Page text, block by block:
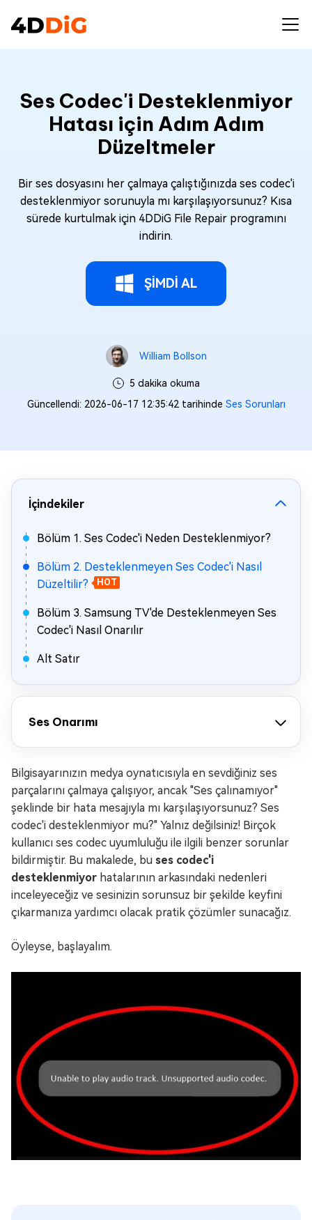
Ses Codec'i Desteklenmiyor
Hatası için Adım Adım
Düzeltmeler
Bir ses dosyasını her çalmaya çalıştığınızda ses codec'i
desteklenmiyor sorunuyla mı karşılaşıyorsunuz? Kısa
sürede kurtulmak için 4DDiG File Repair programını
indirin.
ŞİMDİ AL
William Bollson
5 dakika okuma
Güncellendi: 2026-06-17 12:35:42 tarihinde Ses Sorunları
İçindekiler
Bölüm 1. Ses Codec'i Neden Desteklenmiyor?
Bölüm 2. Desteklenmeyen Ses Codec'i Nasıl
Düzeltilir?
HOT
Bölüm 3. Samsung TV'de Desteklenmeyen Ses
Codec'i Nasıl Onarılır
Alt Satır
Ses Onarımı
Bilgisayarınızın medya oynatıcısıyla en sevdiğiniz ses
parçalarını çalmaya çalışıyor, ancak "Ses çalınamıyor"
şeklinde bir hata mesajıyla mı karşılaşıyorsunuz? Ses
codec'i desteklenmiyor mu?" Yalnız değilsiniz! Birçok
kullanıcı ses codec uyumluluğu ile ilgili benzer sorunlar
bildirmiştir. Bu makalede, bu ses codec'i
desteklenmiyor hatalarının arkasındaki nedenleri
inceleyeceğiz ve sesinizin sorunsuz bir şekilde keyfini
çıkarmanıza yardımcı olacak pratik çözümler sunacağız.
Öyleyse, başlayalım.